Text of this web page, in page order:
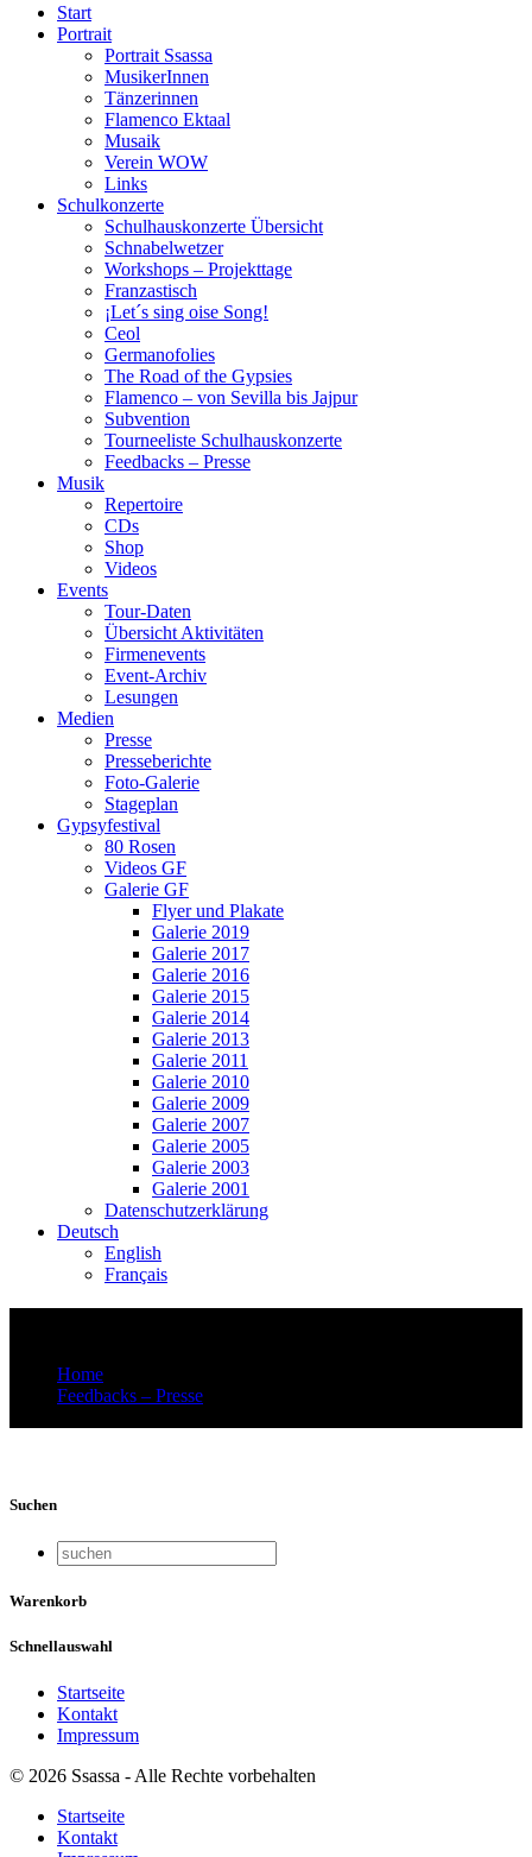
Start
Portrait
Portrait Ssassa
MusikerInnen
Tänzerinnen
Flamenco Ektaal
Musaik
Verein WOW
Links
Schulkonzerte
Schulhauskonzerte Übersicht
Schnabelwetzer
Workshops – Projekttage
Franzastisch
¡Let´s sing oise Song!
Ceol
Germanofolies
The Road of the Gypsies
Flamenco – von Sevilla bis Jajpur
Subvention
Tourneeliste Schulhauskonzerte
Feedbacks – Presse
Musik
Repertoire
CDs
Shop
Videos
Events
Tour-Daten
Übersicht Aktivitäten
Firmenevents
Event-Archiv
Lesungen
Medien
Presse
Presseberichte
Foto-Galerie
Stageplan
Gypsyfestival
80 Rosen
Videos GF
Galerie GF
Flyer und Plakate
Galerie 2019
Galerie 2017
Galerie 2016
Galerie 2015
Galerie 2014
Galerie 2013
Galerie 2011
Galerie 2010
Galerie 2009
Galerie 2007
Galerie 2005
Galerie 2003
Galerie 2001
Datenschutzerklärung
Deutsch
English
Français
Home
Feedbacks – Presse
Suchen
Warenkorb
Schnellauswahl
Startseite
Kontakt
Impressum
© 2026 Ssassa - Alle Rechte vorbehalten
Startseite
Kontakt